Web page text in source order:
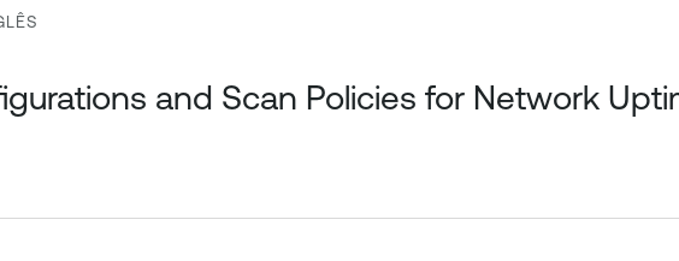
and Scan Policies for Network